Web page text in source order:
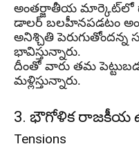
అంతర్జాతీయ మార్కెట్‌లో
డాలర్ బలహీనపడటం
అనిశ్చితి పెరుగుతోందన్న
భావిస్తున్నారు.
దీంతో వారు తమ
మళ్లిస్తున్నారు.
3. భౌగోళిక రాజకీయ
Tensions